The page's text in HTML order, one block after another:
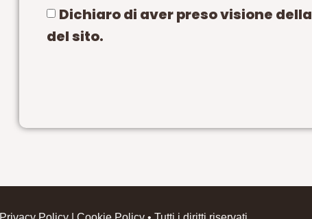
Dichiaro di aver preso visione della
del sito.